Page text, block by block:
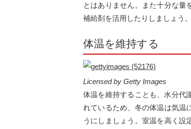
とはありません。また十分な量
補給剤を活用したりしましょう。
体温を維持する
Licensed by Getty Images
体温を維持することも、水分代
れているため、冬の体温は気温
うにしましょう。室温を高く設